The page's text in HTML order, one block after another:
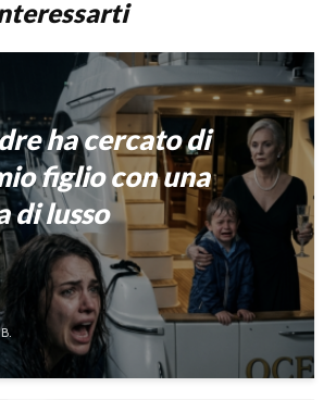
ha cercato di
figlio con una
di lusso